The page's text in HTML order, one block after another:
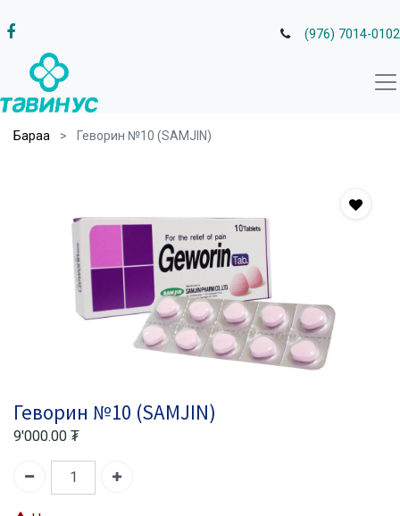
(976) 7014-0102
Бараа Геворин №10 (SAMJIN)
Геворин №10 (SAMJIN)
9'000.00 ₮